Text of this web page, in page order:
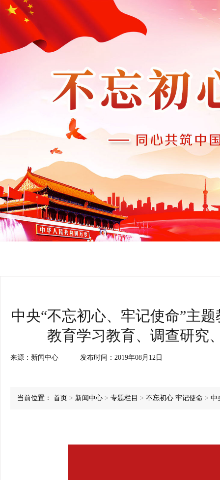
中央“不忘初心、牢记使命”主
教育学习教育、调查研究
来源： 新闻中心 发布时间： 2019年08月12日
当前位置： 首页 > 新闻中心 > 专题栏目 > 不忘初心 牢记使命 > 中